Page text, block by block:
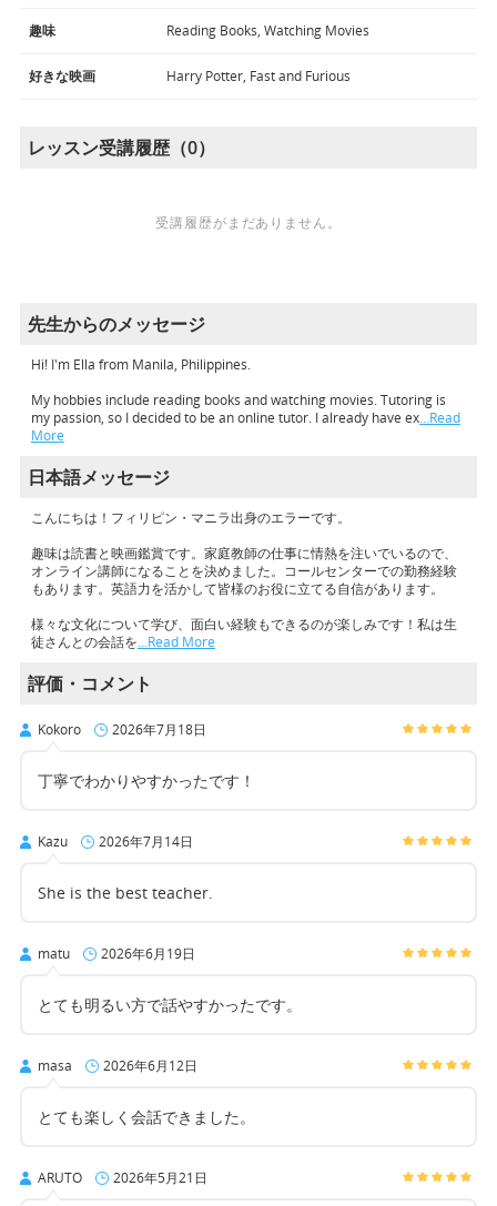
趣味 Reading Books, Watching Movies
好きな映画 Harry Potter, Fast and Furious
レッスン受講履歴（0）
受講履歴がまだありません。
先生からのメッセージ
Hi! I'm Ella from Manila, Philippines.
My hobbies include reading books and watching movies. Tutoring is
my passion, so I decided to be an online tutor. I already have ex…Read
More
日本語メッセージ
こんにちは！フィリピン・マニラ出身のエラーです。
趣味は読書と映画鑑賞です。家庭教師の仕事に情熱を注いでいるので、
オンライン講師になることを決めました。コールセンターでの勤務経験
もあります。英語力を活かして皆様のお役に立てる自信があります。
様々な文化について学び、面白い経験もできるのが楽しみです！私は生
徒さんとの会話を…Read More
評価・コメント
Kokoro 2026年7月18日
丁寧でわかりやすかったです！
Kazu 2026年7月14日
She is the best teacher.
matu 2026年6月19日
とても明るい方で話やすかったです。
masa 2026年6月12日
とても楽しく会話できました。
ARUTO 2026年5月21日